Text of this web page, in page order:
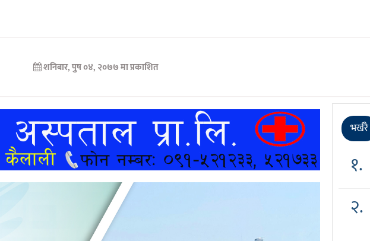
शनिबार, पुष ०४, २०७७ मा प्रकाशित
भर्खरै
१.
२.